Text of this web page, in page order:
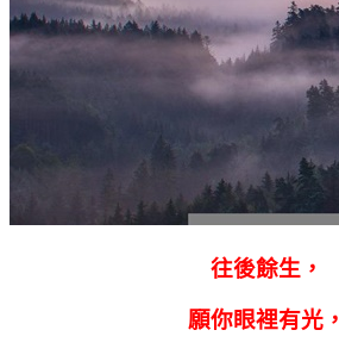
往後餘生，
願你眼裡有光，